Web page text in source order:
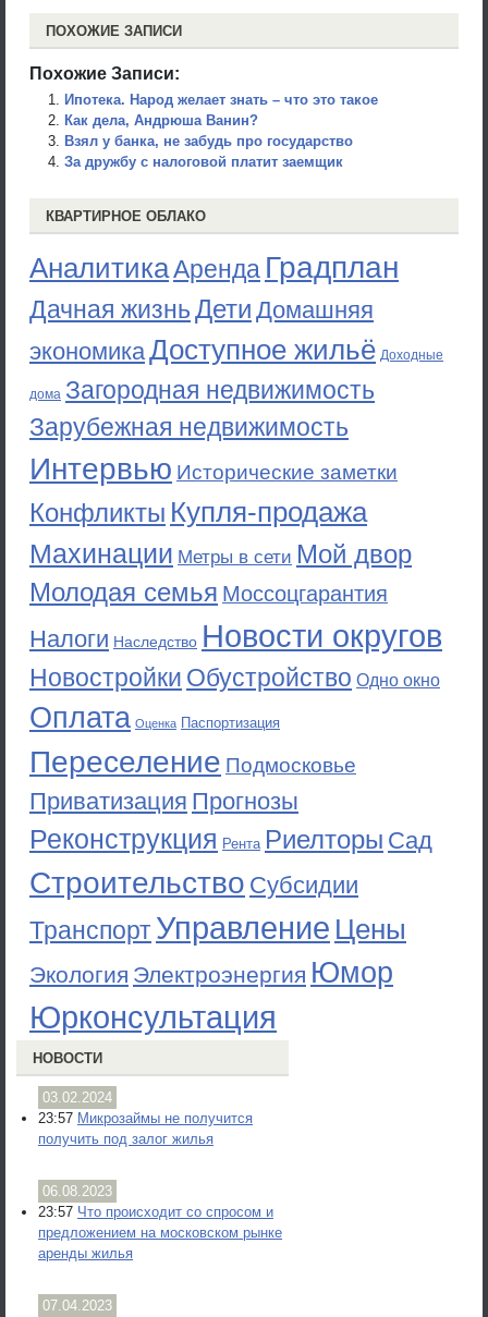
ПОХОЖИЕ ЗАПИСИ
Похожие Записи:
Ипотека. Народ желает знать – что это такое
Как дела, Андрюша Ванин?
Взял у банка, не забудь про государство
За дружбу с налоговой платит заемщик
КВАРТИРНОЕ ОБЛАКО
АналитикаАренда Градплан
Дачная жизньДети Домашняя
экономикаДоступное жильё Доходные
дома Загородная недвижимость
Зарубежная недвижимость
Интервью Исторические заметки
Конфликты Купля-продажа
Махинации Метры в сети Мой двор
Молодая семья Моссоцгарантия
Налоги Наследство Новости округов
Новостройки Обустройство Одно окно
Оплата Оценка Паспортизация
Переселение Подмосковье
Приватизация Прогнозы
Реконструкция Рента Риелторы Сад
Строительство Субсидии
ТранспортУправление Цены
Экология Электроэнергия Юмор
Юрконсультация
НОВОСТИ
03.02.2024
23:57 Микрозаймы не получится
получить под залог жилья
06.08.2023
23:57 Что происходит со спросом и
предложением на московском рынке
аренды жилья
07.04.2023